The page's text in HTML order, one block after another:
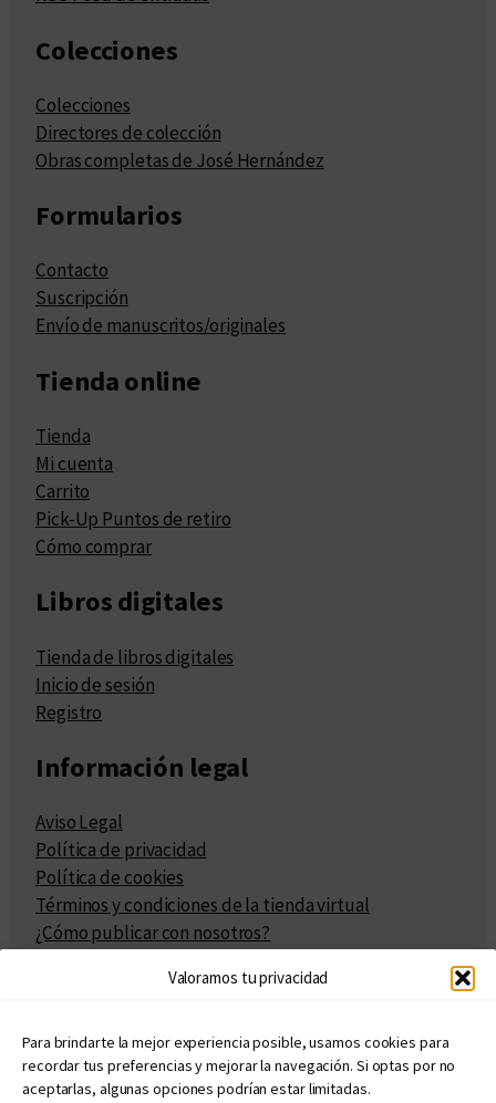
Valoramos tu privacidad
Para brindarte la mejor experiencia posible, usamos cookies para
recordar tus preferencias y mejorar la navegación. Si optas por no
aceptarlas, algunas opciones podrían estar limitadas.
Colecciones
Colecciones
Directores de colección
Obras completas de José Hernández
Formularios
Contacto
Suscripción
Envío de manuscritos/originales
Tienda online
Tienda
Mi cuenta
Carrito
Pick-Up Puntos de retiro
Cómo comprar
Libros digitales
Tienda de libros digitales
Inicio de sesión
Registro
Información legal
Aviso Legal
Política de privacidad
Política de cookies
Términos y condiciones de la tienda virtual
¿Cómo publicar con nosotros?
Políticas de publicación
Políticas de coedición
Atribuciones